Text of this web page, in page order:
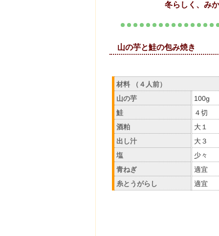
冬らしく、み
山の芋と
材料 （４人前）
山の芋
100g
鮭
４切
酒粕
大１
出し汁
大３
塩
少々
青ねぎ
適宜
糸とうがらし
適宜